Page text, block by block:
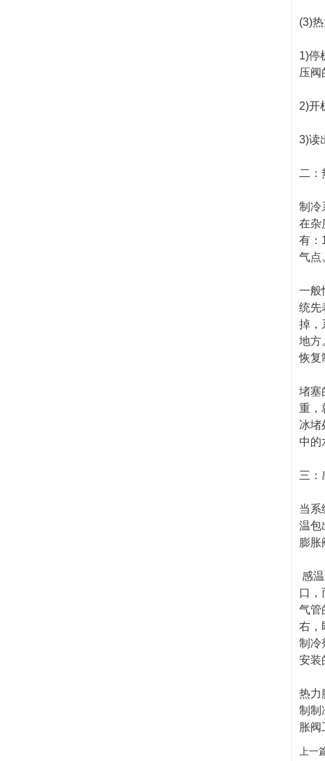
(3)
1)停
压阀
2)开
3)读
二：
制冷
在杂
有：
气点
一般
统先
掉，
地方
恢复
堵塞
重，
冰堵
中的
三：
当系
温包
膨胀
感
口，
气管
右，
制冷
安装
热力
制制
胀
上一